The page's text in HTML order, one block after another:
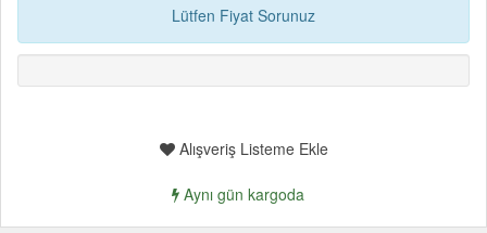
Lütfen Fiyat Sorunuz
Alışveriş Listeme Ekle
Aynı gün kargoda